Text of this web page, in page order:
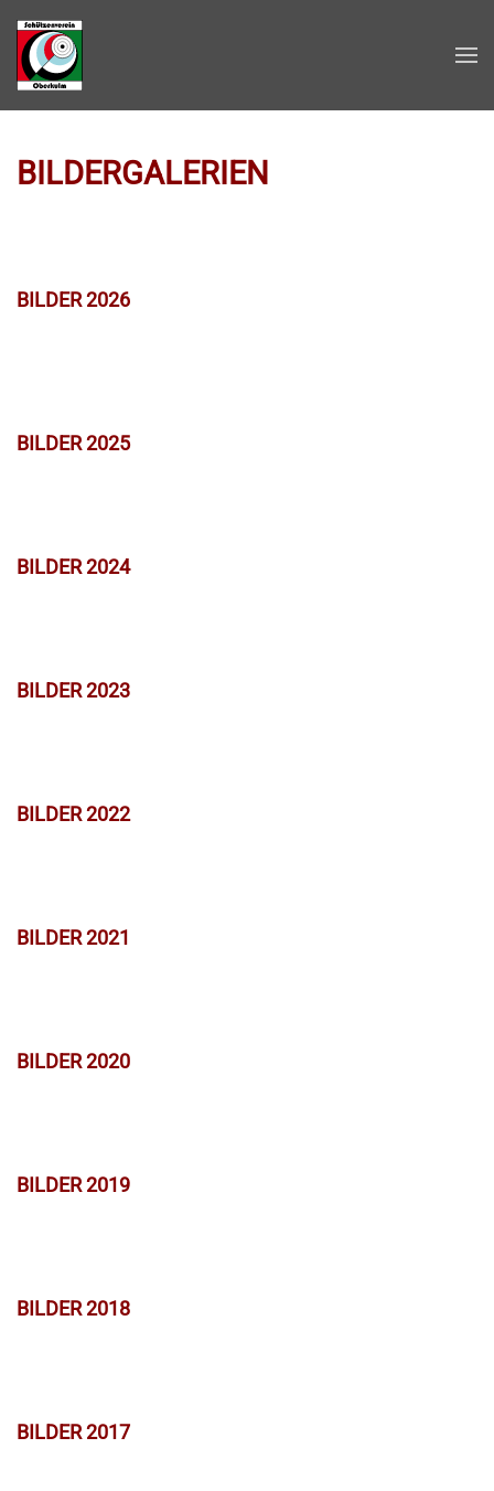
Zum Hauptinhalt springen
BILDERGALERIEN
BILDER 2026
BILDER 2025
BILDER 2024
BILDER 2023
BILDER 2022
BILDER 2021
BILDER 2020
BILDER 2019
BILDER 2018
BILDER 2017